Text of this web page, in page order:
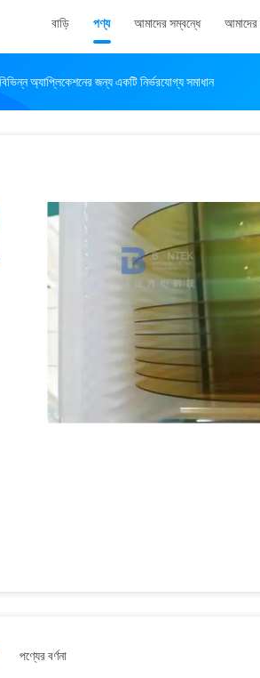
বাড়ি পণ্য আমাদের সম্বন্ধে আমাদের
অ্যাপ্লিকেশনের জন্য একটি নির্ভরযোগ্য সমাধান
পণ্যের বর্ণনা